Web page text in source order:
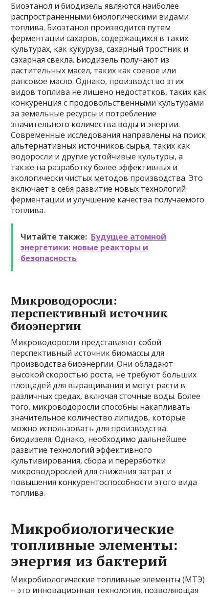
Биоэтанол и биодизель являются наиболее
распространенными биологическими видами
топлива. Биоэтанол производится путем
ферментации сахаров, содержащихся в таких
культурах, как кукуруза, сахарный тростник и
сахарная свекла. Биодизель получают из
растительных масел, таких как соевое или
рапсовое масло. Однако, производство этих
видов топлива не лишено недостатков, таких как
конкуренция с продовольственными культурами
за земельные ресурсы и потребление
значительного количества воды и энергии.
Современные исследования направлены на поиск
альтернативных источников сырья, таких как
водоросли и другие устойчивые культуры, а
также на разработку более эффективных и
экологически чистых методов производства. Это
включает в себя развитие новых технологий
ферментации и улучшение качества получаемого
топлива.
Читайте также: Будущее атомной
энергетики: новые реакторы и
безопасность
Микроводоросли:
перспективный источник
биоэнергии
Микроводоросли представляют собой
перспективный источник биомассы для
производства биоэнергии. Они обладают
высокой скоростью роста, не требуют больших
площадей для выращивания и могут расти в
различных средах, включая сточные воды. Более
того, микроводоросли способны накапливать
значительное количество липидов, которые
можно использовать для производства
биодизеля. Однако, необходимо дальнейшее
развитие технологий эффективного
культивирования, сбора и переработки
микроводорослей для снижения затрат и
повышения конкурентоспособности этого вида
топлива.
Микробиологические
топливные элементы:
энергия из бактерий
Микробиологические топливные элементы (МТЭ)
– это инновационная технология, позволяющая